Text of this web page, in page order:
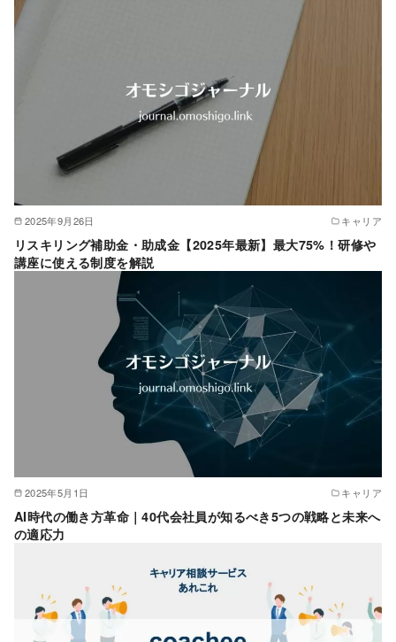
2025年9月26日 キャリア
リスキリング補助金・助成金【2025年最新】最大75%！研修や
講座に使える制度を解説
2025年5月1日 キャリア
AI時代の働き方革命｜40代会社員が知るべき5つの戦略と未来へ
の適応力